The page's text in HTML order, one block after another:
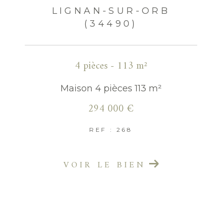
LIGNAN-SUR-ORB
(34490)
4 pièces - 113 m²
Maison 4 pièces 113 m²
294 000 €
REF : 268
VOIR LE BIEN